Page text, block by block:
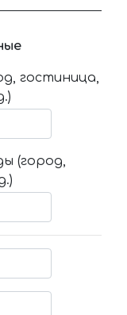
гостиница,
(город,